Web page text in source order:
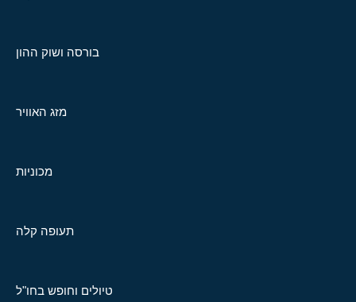
בורסה ושוק ההון
מזג האוויר
מכוניות
תעופה קלה
טיולים וחופש בחו"ל